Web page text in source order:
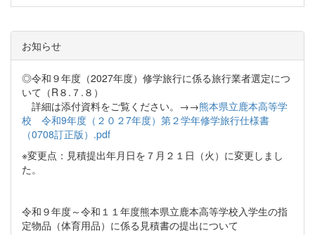
お知らせ
◎令和９年度（2027年度）修学旅行に係る旅行業者選定につ
いて（R８.７.８）
詳細は添付資料をご覧ください。→→熊本県立鹿本高等学
校 令和9年度（２０２7年度）第２学年修学旅行仕様書
（0708訂正版）.pdf
※変更点：見積提出年月日を７月２１日（火）に変更しまし
た。
令和９年度～令和１１年度熊本県立鹿本高等学校入学生の指
定物品（体育用品）に係る見積書の提出について